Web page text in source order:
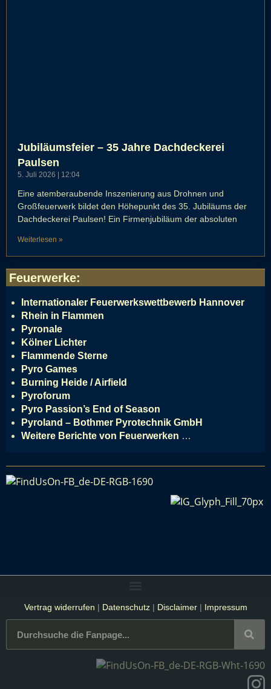
Jubiläumsfeier – 35 Jahre Dachdeckerei
Paulsen
5. Juli 2026 12:04
Eine atemberaubende Inszenierung aus Drohnen und
Großfeuerwerk bildet den Höhepunkt des 35. Jubiläums der
Dachdeckerei Paulsen! Ein Firmenjubiläum der absoluten
Weiterlesen »
Feuerwerke:
Internationaler Feuerwerkswettbewerb Hannover
Rhein in Flammen
Pyronale
Kölner Lichter
Flammende Sterne
Pyro Games
Burning Heide / Airfield
Pyroforum
Pyro Passion’s End of Season
Pyroland – Bothmer Pyrotechnik GmbH
Weitere Berichte von Feuerwerken …
Vertrag widerrufen | Datenschutz| Disclaimer| Impressum